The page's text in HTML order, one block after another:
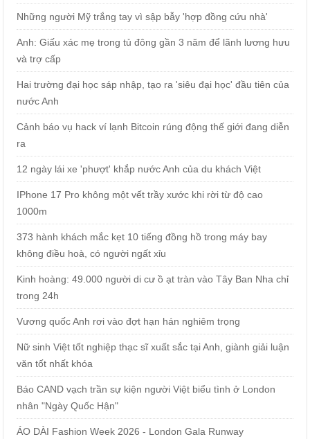
Những người Mỹ trắng tay vì sập bẫy 'hợp đồng cứu nhà'
Anh: Giấu xác mẹ trong tủ đông gần 3 năm để lãnh lương hưu
và trợ cấp
Hai trường đại học sáp nhập, tạo ra 'siêu đại học' đầu tiên của
nước Anh
Cảnh báo vụ hack ví lạnh Bitcoin rúng động thế giới đang diễn
ra
12 ngày lái xe 'phượt' khắp nước Anh của du khách Việt
IPhone 17 Pro không một vết trầy xước khi rời từ độ cao
1000m
373 hành khách mắc kẹt 10 tiếng đồng hồ trong máy bay
không điều hoà, có người ngất xỉu
Kinh hoàng: 49.000 người di cư ồ ạt tràn vào Tây Ban Nha chỉ
trong 24h
Vương quốc Anh rơi vào đợt hạn hán nghiêm trọng
Nữ sinh Việt tốt nghiệp thạc sĩ xuất sắc tại Anh, giành giải luận
văn tốt nhất khóa
Báo CAND vạch trần sự kiện người Việt biểu tình ở London
nhân "Ngày Quốc Hận"
ÁO DÀI Fashion Week 2026 - London Gala Runway